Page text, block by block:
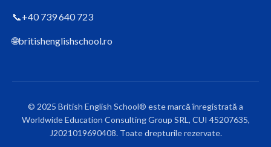
📞+40 739 640 723
🌐britishenglishschool.ro
© 2025 British English School® este marcă înregistrată a
Worldwide Education Consulting Group SRL, CUI 45207635,
J2021019690408. Toate drepturile rezervate.